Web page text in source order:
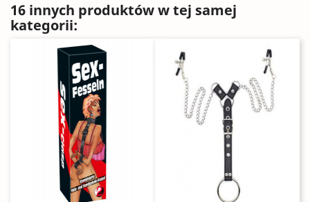
16 innych produktów w tej samej
kategorii: